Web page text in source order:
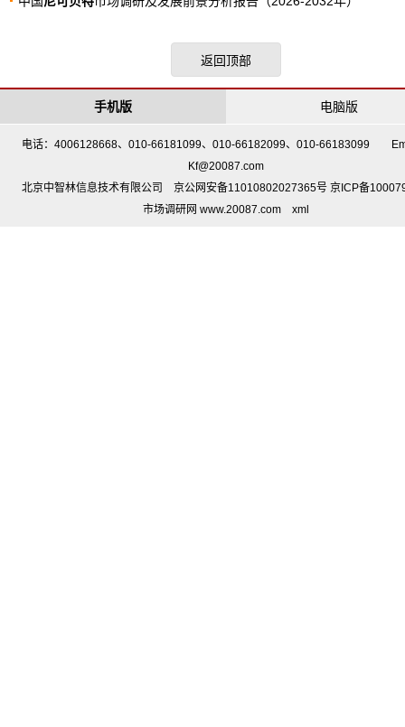
返回顶部
电脑版
手机版
电话：4006128668、010-66181099、010-66182099、010-66183099
Kf@20087.com
北京中智林信息技术有限公司 京公网安备11010802027365号 京ICP备
市场调研网 www.20087.com
xml